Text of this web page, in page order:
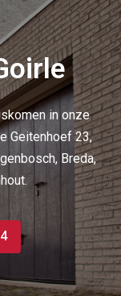
in onze
Geitenhoef 23,
Breda,